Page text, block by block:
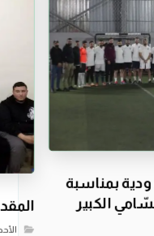
ودية بمناسبة
الكبير